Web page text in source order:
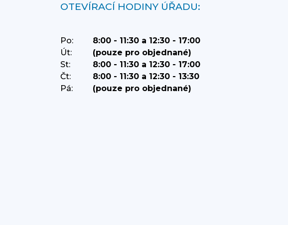
OTEVÍRACÍ HODINY ÚŘADU:
Po:
8:00 - 11:30 a 12:30 - 17:00
Út:
(pouze pro objednané)
St:
8:00 - 11:30 a 12:30 - 17:00
Čt:
8:00 - 11:30 a 12:30 - 13:30
Pá:
(pouze pro objednané)